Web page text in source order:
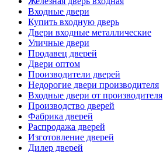
Входные двери
Купить входную дверь
Двери входные металлические
Уличные двери
Продавец дверей
Двери оптом
Производители дверей
Недорогие двери производителя
Входные двери от производителя
Производство дверей
Фабрика дверей
Распродажа дверей
Изготовление дверей
Дилер дверей